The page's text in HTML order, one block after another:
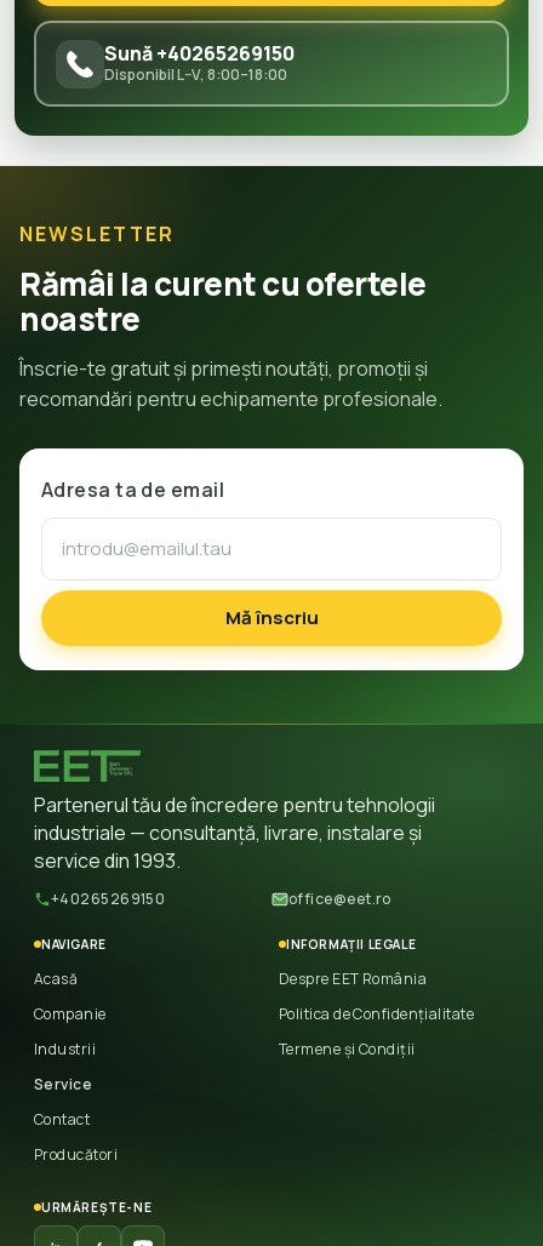
Sună +40265269150
Disponibil L–V, 8:00–18:00
NEWSLETTER
Rămâi la curent cu ofertele
noastre
Înscrie-te gratuit și primești noutăți, promoții și
recomandări pentru echipamente profesionale.
Adresa ta de email
Mă înscriu
Partenerul tău de încredere pentru tehnologii
industriale — consultanță, livrare, instalare și
service din 1993.
+40265269150 office@eet.ro
NAVIGARE
Acasă
Companie
Industrii
Service
Contact
Producători
INFORMAȚII LEGALE
Despre EET România
Politica de Confidențialitate
Termene și Condiții
URMĂREȘTE-NE